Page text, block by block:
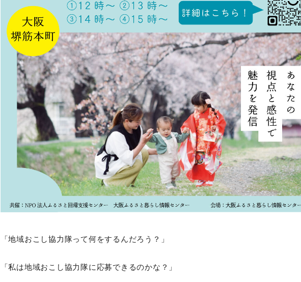
「地域おこし協力隊って何をするんだろう？」
「私は地域おこし協力隊に応募できるのかな？」